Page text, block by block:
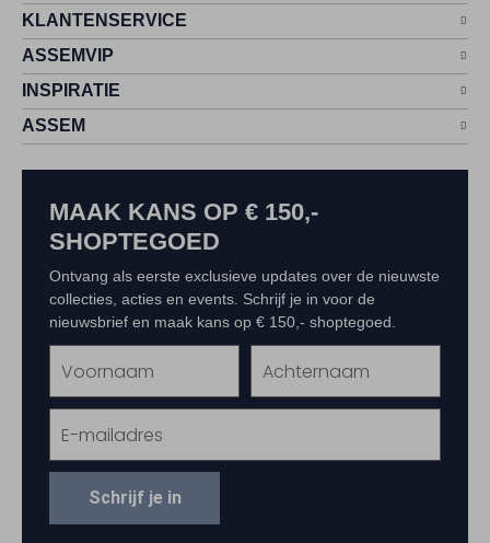
KLANTENSERVICE
ASSEMVIP
INSPIRATIE
ASSEM
MAAK KANS OP € 150,-
SHOPTEGOED
Ontvang als eerste exclusieve updates over de nieuwste
collecties, acties en events. Schrijf je in voor de
nieuwsbrief en maak kans op € 150,- shoptegoed.
Schrijf je in